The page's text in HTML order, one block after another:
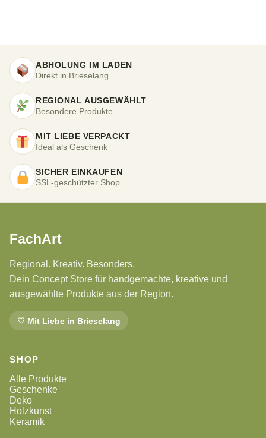
ABHOLUNG IM LADEN
Direkt in Brieselang
REGIONAL AUSGEWÄHLT
Besondere Produkte
MIT LIEBE VERPACKT
Ideal als Geschenk
SICHER EINKAUFEN
SSL-geschützter Shop
FachArt
Regional. Kreativ. Besonders.
Dein Concept Store für handgemachte, kreative und
ausgewählte Produkte aus der Region.
♡ Mit Liebe in Brieselang
SHOP
Alle Produkte
Geschenke
Deko
Holzkunst
Keramik